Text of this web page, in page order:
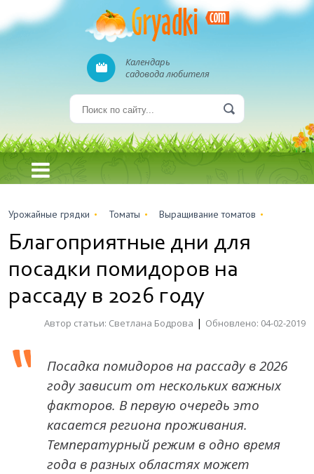
Календарь
садовода любителя
Урожайные грядки Томаты Выращивание томатов
Благоприятные дни для
посадки помидоров на
рассаду в 2026 году
Автор статьи: Светлана Бодрова | Обновлено: 04-02-2019
Посадка помидоров на рассаду в 2026
году зависит от нескольких важных
факторов. В первую очередь это
касается региона проживания.
Температурный режим в одно время
года в разных областях может